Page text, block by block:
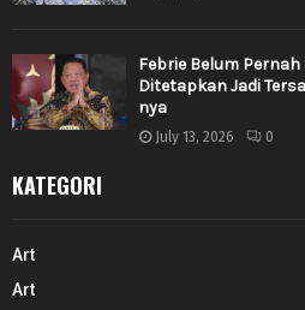
Febrie Belum
Ditetapkan Jadi
nya
July 13, 2026 0
KATEGORI
Art
Art